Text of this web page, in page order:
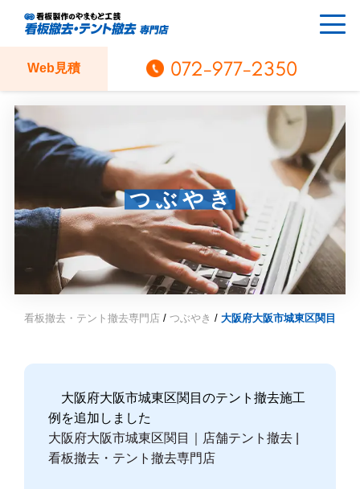
Web見積 072-977-2350
つぶやき
看板撤去・テント撤去専門店 / つぶやき / 大阪府大阪市城東区関目の
大阪府大阪市城東区関目のテント撤去施工
例を追加しました
大阪府大阪市城東区関目｜店舗テント撤去 |
看板撤去・テント撤去専門店